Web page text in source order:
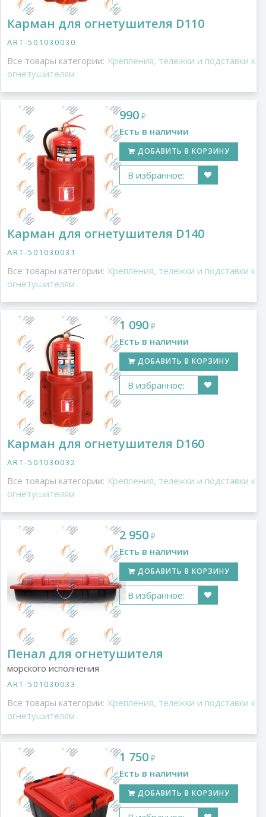
Карман для огнетушителя D110
ART-501030030
Все товары категории: Крепления, тележки и подставки к
огнетушителям
990 ₽
Есть в наличии
ДОБАВИТЬ В КОРЗИНУ
В избранное:
Карман для огнетушителя D140
ART-501030031
Все товары категории: Крепления, тележки и подставки к
огнетушителям
1 090 ₽
Есть в наличии
ДОБАВИТЬ В КОРЗИНУ
В избранное:
Карман для огнетушителя D160
ART-501030032
Все товары категории: Крепления, тележки и подставки к
огнетушителям
2 950 ₽
Есть в наличии
ДОБАВИТЬ В КОРЗИНУ
В избранное:
Пенал для огнетушителя
морского исполнения
ART-501030033
Все товары категории: Крепления, тележки и подставки к
огнетушителям
1 750 ₽
Есть в наличии
ДОБАВИТЬ В КОРЗИНУ